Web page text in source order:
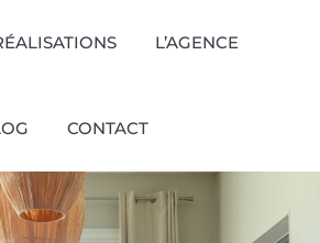
L’AGENCE
CONTACT